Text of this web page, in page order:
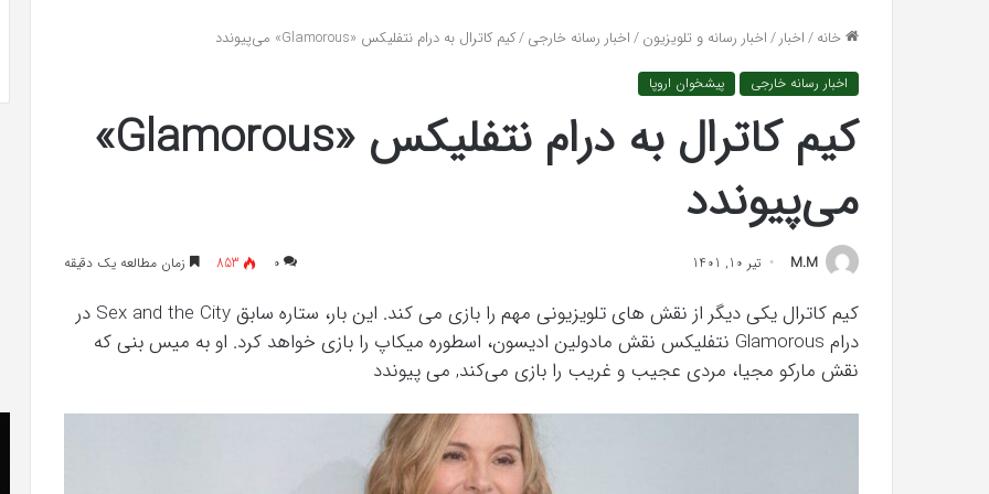
خانه/اخبار/اخبار رسانه و تلویزیون/اخبار رسانه خارجی/کیم کاترال به درام نتفلیکس «Glamorous» می‌پیوندد
اخبار رسانه خارجی پیشخوان اروپا
کیم کاترال به درام نتفلیکس «Glamorous»
می‌پیوندد
M.M تیر 10, 1401 ۰ 853 زمان مطالعه یک دقیقه
کیم کاترال یکی دیگر از نقش های تلویزیونی مهم را بازی می کند. این بار، ستاره سابق Sex and the City در
درام Glamorous نتفلیکس نقش مادولین ادیسون، اسطوره میکاپ را بازی خواهد کرد. او به میس بنی که
نقش مارکو مجیا، مردی عجیب و غریب را بازی می‌کند, می پیوندد
«پاسخ افتراها را در دادگاه می‌دهم»
می‌شود؟
پازلی»
«کمد پازلی»
The
Punisher
«تنبیه